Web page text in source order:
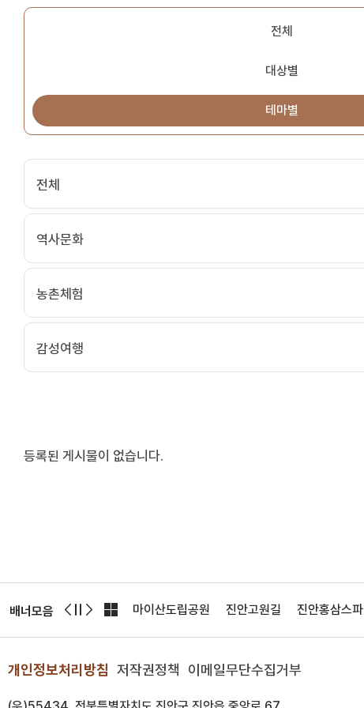
전체
대상별
테마별
전체
역사문화
농촌체험
감성여행
등록된 게시물이 없습니다.
배너모음
트CC 전북투어패스 마이산도립공원 진안고원길 진안홍삼스파
개인정보처리방침 저작권정책 이메일무단수집거부